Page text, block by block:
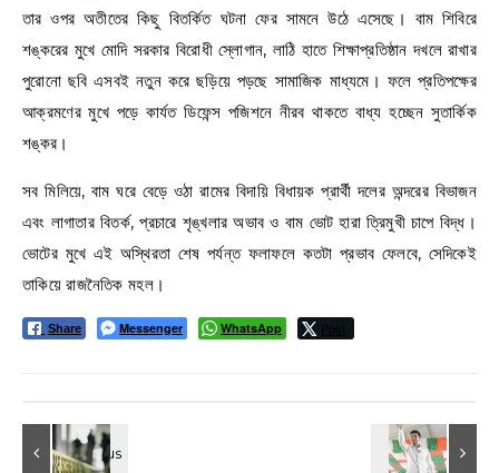
তার ওপর অতীতের কিছু বিতর্কিত ঘটনা ফের সামনে উঠে এসেছে। বাম শিবিরে
শঙ্করের মুখে মোদি সরকার বিরোধী স্লোগান, লাঠি হাতে শিক্ষাপ্রতিষ্ঠান দখলে রাখার
পুরোনো ছবি এসবই নতুন করে ছড়িয়ে পড়ছে সামাজিক মাধ্যমে। ফলে প্রতিপক্ষের
আক্রমণের মুখে পড়ে কার্যত ডিফেন্স পজিশনে নীরব থাকতে বাধ্য হচ্ছেন সুতার্কিক
শঙ্কর।
সব মিলিয়ে, বাম ঘরে বেড়ে ওঠা রামের বিদায়ি বিধায়ক প্রার্থী দলের অন্দরের বিভাজন
এবং লাগাতার বিতর্ক, প্রচারে শৃঙ্খলার অভাব ও বাম ভোট হারা ত্রিমুখী চাপে বিদ্ধ।
ভোটের মুখে এই অস্থিরতা শেষ পর্যন্ত ফলাফলে কতটা প্রভাব ফেলবে, সেদিকেই
তাকিয়ে রাজনৈতিক মহল।
Share Messenger WhatsApp Post